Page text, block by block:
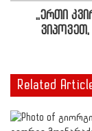
,,ერთი
ვიპოვეთ,
Related